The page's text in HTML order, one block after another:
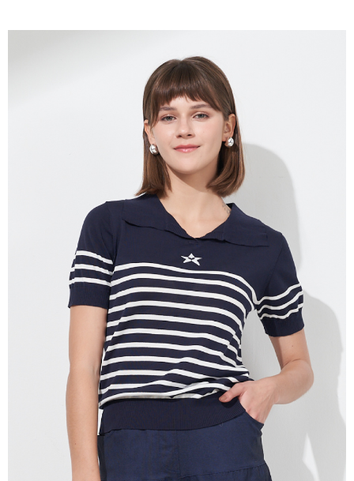
4.訂單成立30分鐘內，如未前往確認交易或遇審核未通過，訂單將自動取
1.分期款項不併入電信帳單，「大哥付你分期」於每月結算日後寄送繳費提
2.透過簡訊連結打開帳單後，可選擇「超商條碼／台灣大直營門市／銀行轉
帳／街口支付／iPASS MONEY」等通路繳費。
1.本服務係由「台灣大哥大股份有限公司」（以下簡稱本公司）所提供，讓
用戶於交易時，得透過本服務購買商品或服務，並由商店將買賣／分期付款
買賣價金債權讓與本公司後，依約使用本公司帳單繳交帳款。
2.基於同意付款使用「大哥付你分期」之契約關係目的，商店將以您的個人
資料（包含姓名、電話或地址）提供予台灣大哥大進項蒐集、處理及利用，
由本公司與您本人進行分期帳單所需資料之確認、核對及更正。
3.完整用戶服務條款，請詳閱以下連結：https://oppay.tw/userRule
３．安心：先確認商品／服務後，再付款。
【「AFTEE先享後付」結帳流程】
１．於結帳方式選擇「AFTEE先享後付」後，將跳轉至「AFTEE先享後付」
結帳頁面，進行簡訊認證並確認金額後，即可完成結帳。
２．訂單成立數日內，您將收到繳費通知簡訊。
３．收到繳費通知簡訊後14天內，點擊此簡訊中的連結，可透過四大超商／
ATM／網路銀行／等多元方式進行付款，方視為交易完成。
※ 請注意：結帳手續完成當下不需立刻繳費，但若您需要取消訂單，請聯絡
購買商品的店家。未經商家同意取消之訂單仍視為有效，需透過AFTEE先享
後付繳納相關費用。
※ 交易是否成功請以「AFTEE先享後付 」之結帳頁面顯示為準，若有關於
是否繳費成功／繳費後需取消欲退款等相關疑問，請聯繫「AFTEE先享後付
客戶支援中心」https://netprotections.freshdesk.com/support/home
【注意事項】
１．透過由恩沛科技股份有限公司提供之「AFTEE先享後付」服務完成之交
易，需依本服務之必要範圍內提供個人資料，並將交易相關給付款項請求債
權轉讓予恩沛科技股份有限公司。
２．關於個人資料處理事宜，請瀏覽以下網址：
https://aftee.tw/terms/#terms3
３．未成年的使用者請事先徵得法定代理人或監護人之同意方可使用
「AFTEE先享後付」，若未經同意申辦者引起之損失，本公司不負相關責
４．使用「AFTEE先享後付」時，將依據個別帳號之用戶狀況，依本公司即
時審查核予不同之上限額度；若仍有額度不足之情形，本公司將視審查結果
請求用戶進行身份認證。
５．嚴禁一人註冊多個帳號或使用他人資訊註冊。若發現惡意使用之情形，
恩沛科技股份有限公司將有權停止該用戶之使用額度並採取法律行動。
每筆NT$120，滿NT$2,000(含以上)免運費
每筆NT$120，滿NT$2,000(含以上)免運費
每筆NT$120，滿NT$2,000(含以上)免運費